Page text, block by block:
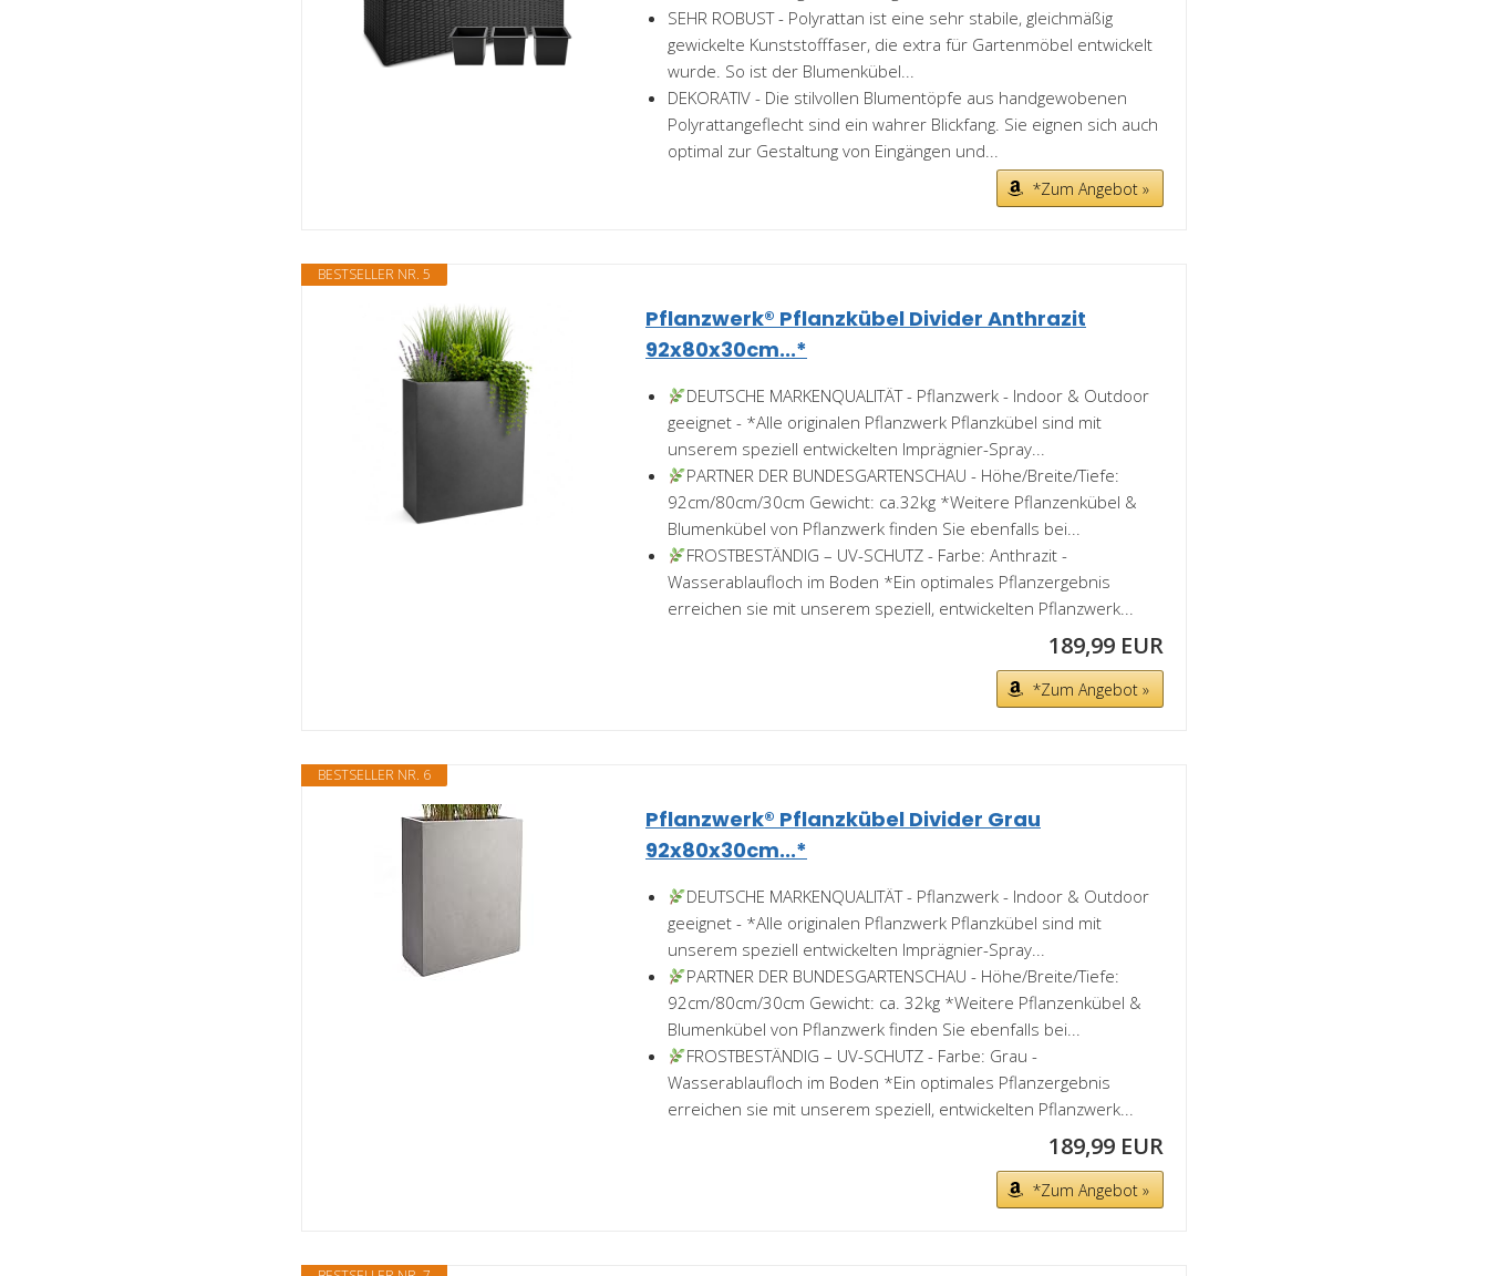
SEHR ROBUST - Polyrattan ist eine sehr stabile, gleichmäßig
gewickelte Kunststofffaser, die extra für Gartenmöbel entwickelt
wurde. So ist der Blumenkübel...
DEKORATIV - Die stilvollen Blumentöpfe aus handgewobenen
Polyrattangeflecht sind ein wahrer Blickfang. Sie eignen sich auch
optimal zur Gestaltung von Eingängen und...
*Zum Angebot »
BESTSELLER NR. 5
Pflanzwerk® Pflanzkübel Divider Anthrazit
92x80x30cm...*
DEUTSCHE MARKENQUALITÄT - Pflanzwerk - Indoor & Outdoor
geeignet - *Alle originalen Pflanzwerk Pflanzkübel sind mit
unserem speziell entwickelten Imprägnier-Spray...
PARTNER DER BUNDESGARTENSCHAU - Höhe/Breite/Tiefe:
92cm/80cm/30cm Gewicht: ca.32kg *Weitere Pflanzenkübel &
Blumenkübel von Pflanzwerk finden Sie ebenfalls bei...
FROSTBESTÄNDIG – UV-SCHUTZ - Farbe: Anthrazit -
Wasserablaufloch im Boden *Ein optimales Pflanzergebnis
erreichen sie mit unserem speziell, entwickelten Pflanzwerk...
189,99 EUR
*Zum Angebot »
BESTSELLER NR. 6
Pflanzwerk® Pflanzkübel Divider Grau
92x80x30cm...*
DEUTSCHE MARKENQUALITÄT - Pflanzwerk - Indoor & Outdoor
geeignet - *Alle originalen Pflanzwerk Pflanzkübel sind mit
unserem speziell entwickelten Imprägnier-Spray...
PARTNER DER BUNDESGARTENSCHAU - Höhe/Breite/Tiefe:
92cm/80cm/30cm Gewicht: ca. 32kg *Weitere Pflanzenkübel &
Blumenkübel von Pflanzwerk finden Sie ebenfalls bei...
FROSTBESTÄNDIG – UV-SCHUTZ - Farbe: Grau -
Wasserablaufloch im Boden *Ein optimales Pflanzergebnis
erreichen sie mit unserem speziell, entwickelten Pflanzwerk...
189,99 EUR
*Zum Angebot »